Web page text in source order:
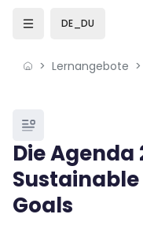
Skip to sidebar
Skip to mobile
DE_DU
Lernangebote
Blöcke
Die Agenda
Goals